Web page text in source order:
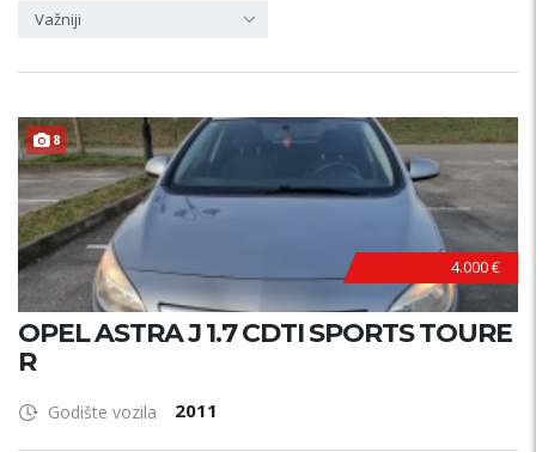
Važniji
8
4.000 €
OPEL ASTRA J 1.7 CDTI SPORTS TOURE
R
Godište vozila 2011